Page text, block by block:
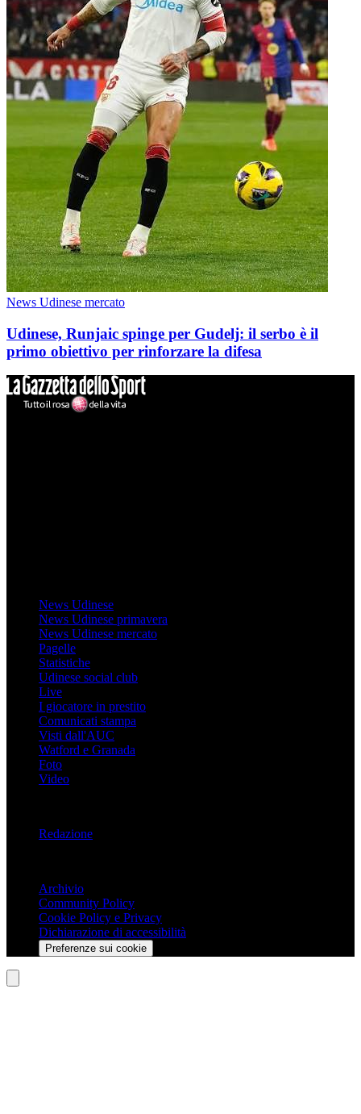
News Udinese mercato
Udinese, Runjaic spinge per Gudelj: il serbo è il
primo obiettivo per rinforzare la difesa
News Udinese
News Udinese primavera
News Udinese mercato
Pagelle
Statistiche
Udinese social club
Live
I giocatore in prestito
Comunicati stampa
Visti dall'AUC
Watford e Granada
Foto
Video
Redazione
Archivio
Community Policy
Cookie Policy e Privacy
Dichiarazione di accessibilità
Preferenze sui cookie